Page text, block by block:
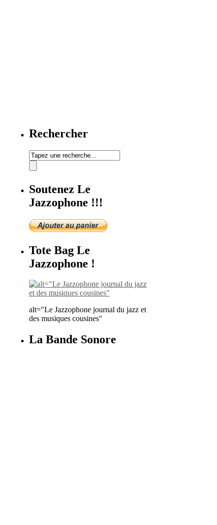
Rechercher
Soutenez Le
Jazzophone !!!
Tote Bag Le
Jazzophone !
alt="Le Jazzophone journal du jazz et
des musiques cousines"
La Bande Sonore